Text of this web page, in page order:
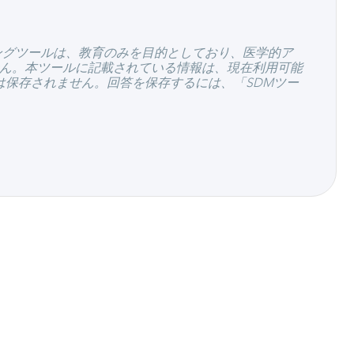
ツールは、教育のみを目的としており、医学的ア
。本ツールに記載されている情報は、現在利用可能
存されません。回答を保存するには、「SDMツー